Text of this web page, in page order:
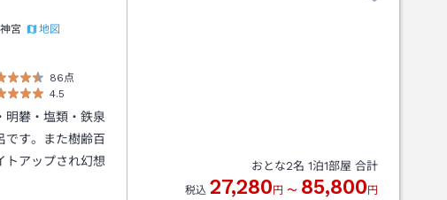
宮 地図
86点
4.5
明礬・塩類・鉄泉
です。また樹齢百
トアップされ幻想
おとな2名 1泊1部屋 合計
税込 27,280 円 〜 85,800 円